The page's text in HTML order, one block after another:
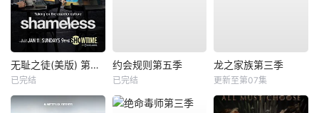
无耻之徒(美版) 第五季
已完结
约会规则第五季
已完结
龙之家族第三季
更新至第07集